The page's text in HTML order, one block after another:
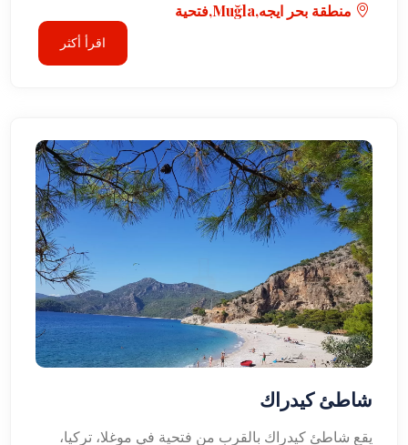
منطقة بحر ايجه,Muğla,فتحية
اقرأ أكثر
شاطئ كيدراك
يقع شاطئ كيدراك بالقرب من فتحية في موغلا، تركيا،